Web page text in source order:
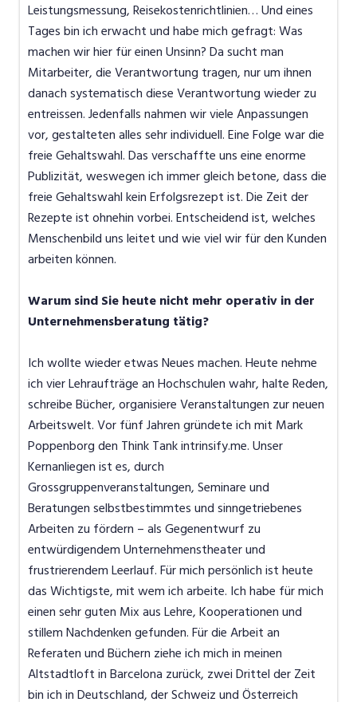
Leistungsmessung, Reisekostenrichtlinien… Und eines
Tages bin ich erwacht und habe mich gefragt: Was
machen wir hier für einen Unsinn? Da sucht man
Mitarbeiter, die Verantwortung tragen, nur um ihnen
danach systematisch diese Verantwortung wieder zu
entreissen. Jedenfalls nahmen wir viele Anpassungen
vor, gestalteten alles sehr individuell. Eine Folge war die
freie Gehaltswahl. Das verschaffte uns eine enorme
Publizität, weswegen ich immer gleich betone, dass die
freie Gehaltswahl kein Erfolgsrezept ist. Die Zeit der
Rezepte ist ohnehin vorbei. Entscheidend ist, welches
Menschenbild uns leitet und wie viel wir für den Kunden
arbeiten können.
Warum sind Sie heute nicht mehr operativ in der
Unternehmensberatung tätig?
Ich wollte wieder etwas Neues machen. Heute nehme
ich vier Lehraufträge an Hochschulen wahr, halte Reden,
schreibe Bücher, organisiere Veranstaltungen zur neuen
Arbeitswelt. Vor fünf Jahren gründete ich mit Mark
Poppenborg den Think Tank intrinsify.me. Unser
Kernanliegen ist es, durch
Grossgruppenveranstaltungen, Seminare und
Beratungen selbstbestimmtes und sinngetriebenes
Arbeiten zu fördern – als Gegenentwurf zu
entwürdigendem Unternehmenstheater und
frustrierendem Leerlauf. Für mich persönlich ist heute
das Wichtigste, mit wem ich arbeite. Ich habe für mich
einen sehr guten Mix aus Lehre, Kooperationen und
stillem Nachdenken gefunden. Für die Arbeit an
Referaten und Büchern ziehe ich mich in meinen
Altstadtloft in Barcelona zurück, zwei Drittel der Zeit
bin ich in Deutschland, der Schweiz und Österreich